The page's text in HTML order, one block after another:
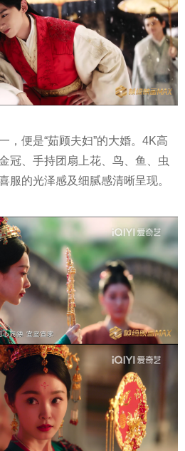
，便是“茹顾夫妇”的大婚。4K高
冠、手持团扇上花、鸟、鱼、虫
服的光泽感及细腻感清晰呈现。